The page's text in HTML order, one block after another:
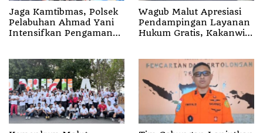
Jaga Kamtibmas, Polsek
Pelabuhan Ahmad Yani
Intensifkan Pengamanan
Wagub Malut Apresiasi
Pendampingan Layanan
Hukum Gratis, Kakanwil: